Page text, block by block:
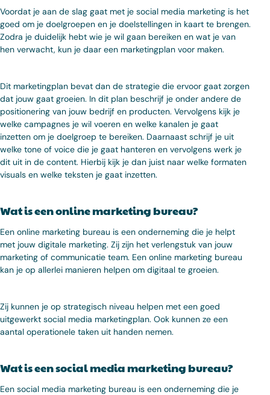
Voordat je aan de slag gaat met je social media marketing is het
goed om je doelgroepen en je doelstellingen in kaart te brengen.
Zodra je duidelijk hebt wie je wil gaan bereiken en wat je van
hen verwacht, kun je daar een marketingplan voor maken.
Dit marketingplan bevat dan de strategie die ervoor gaat zorgen
dat jouw gaat groeien. In dit plan beschrijf je onder andere de
positionering van jouw bedrijf en producten. Vervolgens kijk je
welke campagnes je wil voeren en welke kanalen je gaat
inzetten om je doelgroep te bereiken. Daarnaast schrijf je uit
welke tone of voice die je gaat hanteren en vervolgens werk je
dit uit in de content. Hierbij kijk je dan juist naar welke formaten
visuals en welke teksten je gaat inzetten.
Wat is een online marketing bureau?
Een online marketing bureau is een onderneming die je helpt
met jouw digitale marketing. Zij zijn het verlengstuk van jouw
marketing of communicatie team. Een online marketing bureau
kan je op allerlei manieren helpen om digitaal te groeien.
Zij kunnen je op strategisch niveau helpen met een goed
uitgewerkt social media marketingplan. Ook kunnen ze een
aantal operationele taken uit handen nemen.
Wat is een social media marketing bureau?
Een social media marketing bureau is een onderneming die je